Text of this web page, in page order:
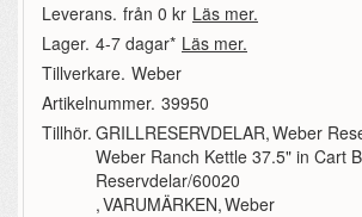
Leverans. från 0 kr Läs mer.
Lager. 4-7 dagar* Läs mer.
Tillverkare. Weber
Artikelnummer. 39950
Tillhör. GRILLRESERVDELAR,Weber
Weber Ranch Kettle 37.5" in Cart
Reservdelar/60020
,VARUMÄRKEN,Weber